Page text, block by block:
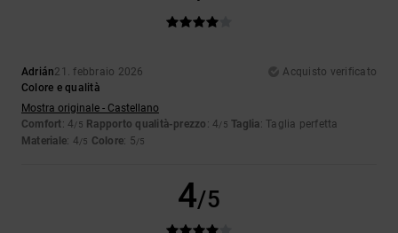
Adrián21. febbraio 2026
Acquisto verificato
Colore e qualità
Mostra originale - Castellano
Comfort: 4/5 Rapporto qualità-prezzo : 4/5 Taglia: Taglia perfetta
Materiale: 4/5 Colore: 5/5
4/5